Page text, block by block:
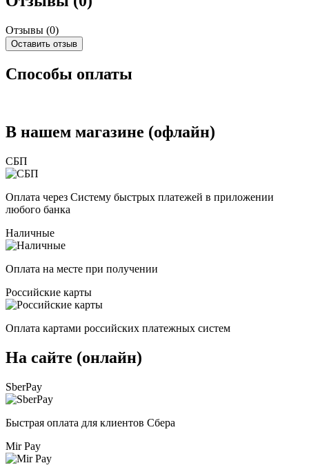
Отзывы (0)
Оставить отзыв
Способы оплаты
В нашем магазине (офлайн)
СБП
Оплата через Систему быстрых платежей в приложении
любого банка
Наличные
Оплата на месте при получении
Российские карты
Оплата картами российских платежных систем
На сайте (онлайн)
SberPay
Быстрая оплата для клиентов Сбера
Mir Pay